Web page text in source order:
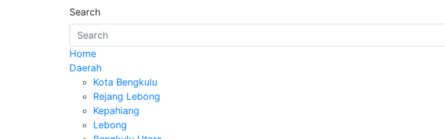
Beritabengkulu.id
Profesional & Independen
Search
Home
Daerah
Kota Bengkulu
Rejang Lebong
Kepahiang
Lebong